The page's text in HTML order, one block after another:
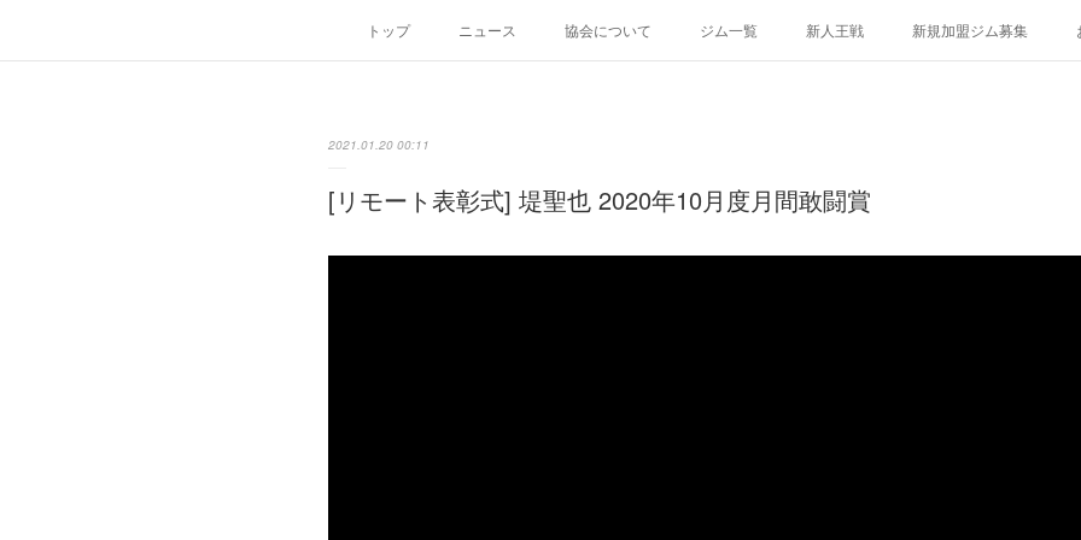
トップ ニュース 協会について ジム一覧 新人王戦 新規加盟ジム募集
2021.01.20 00:11
[リモート表彰式] 堤聖也 2020年10月度月間敢闘賞